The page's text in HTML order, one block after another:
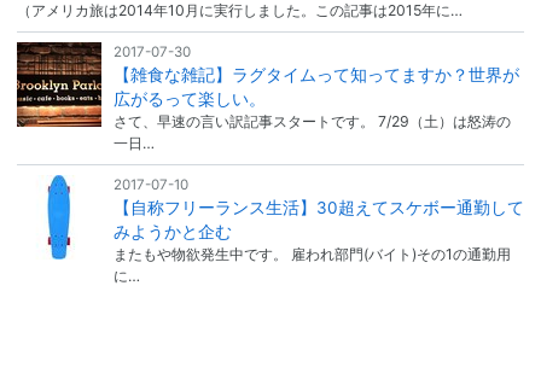
（アメリカ旅は2014年10月に実行しました。この記事は2015年に…
2017-07-30
【雑食な雑記】ラグタイムって知ってますか？世界が
広がるって楽しい。
さて、早速の言い訳記事スタートです。 7/29（土）は怒涛の
一日…
2017-07-10
【自称フリーランス生活】30超えてスケボー通勤して
みようかと企む
またもや物欲発生中です。 雇われ部門(バイト)その1の通勤用
に…